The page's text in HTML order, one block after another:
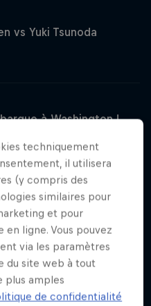
vs Yuki Tsunoda
à Washington !
techniquement
il utilisera
(y compris des
similaires pour
et pour
ligne. Vous pouvez
via les paramètres
du site web à tout
plus amples
de confidentialité